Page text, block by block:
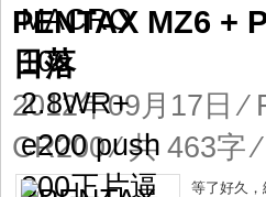
PENTAX MZ6 +
日落
2012年09月17日 ⁄
CR200⁄ 共 463字
等了好久